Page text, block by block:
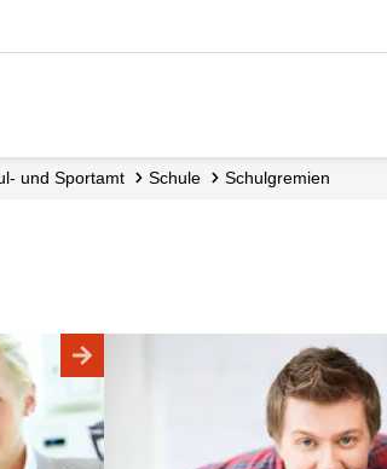
und Sportamt Schule Schulgremien